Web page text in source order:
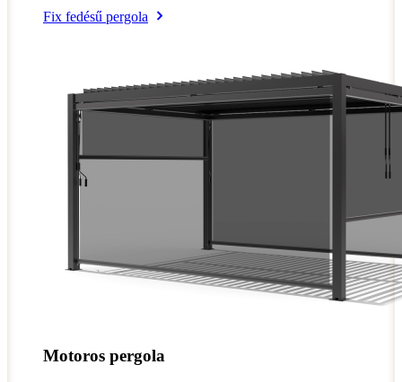
Fix fedésű pergola
Motoros pergola